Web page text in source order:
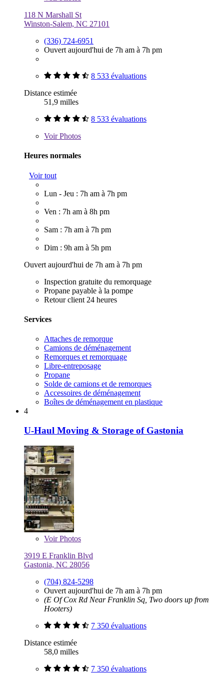
118 N Marshall St
Winston-Salem, NC 27101
(336) 724-6951
Ouvert aujourd'hui de 7h am à 7h pm
8 533 évaluations
Distance estimée
51,9 milles
8 533 évaluations
VoirPhotos
Heures normales
Voir tout
Lun - Jeu : 7h am à 7h pm
Ven : 7h am à 8h pm
Sam : 7h am à 7h pm
Dim : 9h am à 5h pm
Ouvert aujourd'hui de 7h am à 7h pm
Inspection gratuite du remorquage
Propane payable à la pompe
Retour client 24 heures
Services
Attaches de remorque
Camions de déménagement
Remorques et remorquage
Libre-entreposage
Propane
Solde de camions et de remorques
Accessoires de déménagement
Boîtes de déménagement en plastique
4
U-Haul Moving & Storage of Gastonia
VoirPhotos
3919 E Franklin Blvd
Gastonia, NC 28056
(704) 824-5298
Ouvert aujourd'hui de 7h am à 7h pm
(E Of Cox Rd Near Franklin Sq, Two doors up from
Hooters)
7 350 évaluations
Distance estimée
58,0 milles
7 350 évaluations